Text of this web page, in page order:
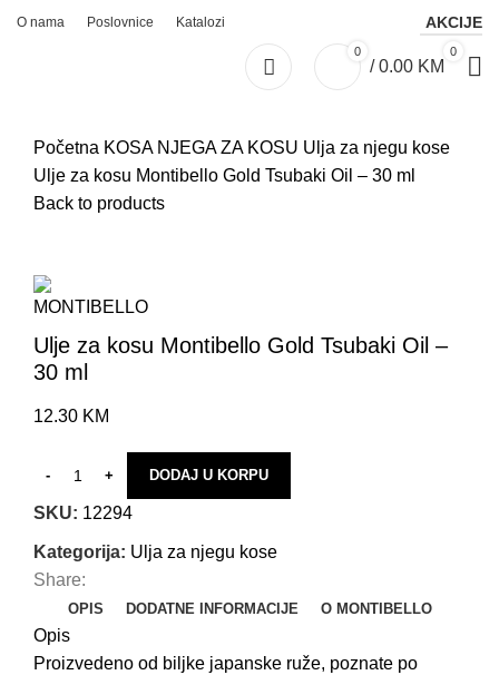
O nama Poslovnice Katalozi AKCIJE
0 0
/ 0.00 KM
Početna KOSA NJEGA ZA KOSU Ulja za njegu kose
Ulje za kosu Montibello Gold Tsubaki Oil – 30 ml
Back to products
Ulje za kosu Montibello Gold Tsubaki Oil –
30 ml
12.30 KM
DODAJ U KORPU
SKU: 12294
Kategorija: Ulja za njegu kose
Share:
OPIS DODATNE INFORMACIJE O MONTIBELLO
Opis
Proizvedeno od biljke japanske ruže, poznate po